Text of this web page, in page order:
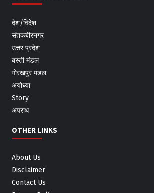
देश/विदेश
संतकबीरनगर
उत्तर प्रदेश
बस्ती मंडल
गोरखपुर मंडल
अयोध्या
Story
अपराध
OTHER LINKS
About Us
Disclaimer
Contact Us